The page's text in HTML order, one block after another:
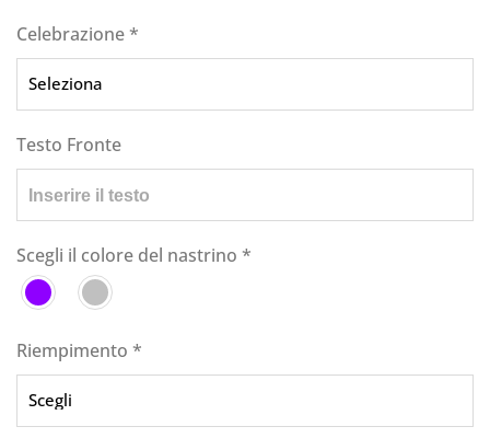
Celebrazione*
Testo Fronte
Scegli il colore del nastrino *
Riempimento *